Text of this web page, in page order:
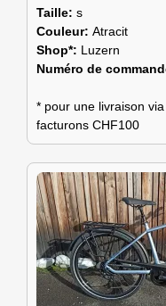
Taille: s
Couleur: Atracit
Shop*: Luzern
Numéro de
* pour une livraison
facturons CHF100